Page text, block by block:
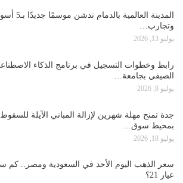
المدينة العالمية بالدمام
وتجارب…
يوليو 13, 2026
رابط وخطوات التسجيل في برنامج الذكاء
الصيفي بجامعة…
يوليو 8, 2026
جدة تمنح مهلة شهرين لإزالة المباني الآيلة للسقوط
بمحيط سوق…
يوليو 18, 2026
سعر الذهب اليوم الأحد في السعودية ومصر.. كم
عيار 21؟